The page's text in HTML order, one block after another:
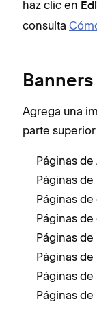
haz clic en
consulta
Agrega una
parte
Páginas de
Páginas de
Páginas
Páginas
Páginas
Páginas
Páginas
Páginas